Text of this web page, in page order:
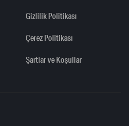
Gizlilik Politikası
Çerez Politikası
Şartlar ve Koşullar